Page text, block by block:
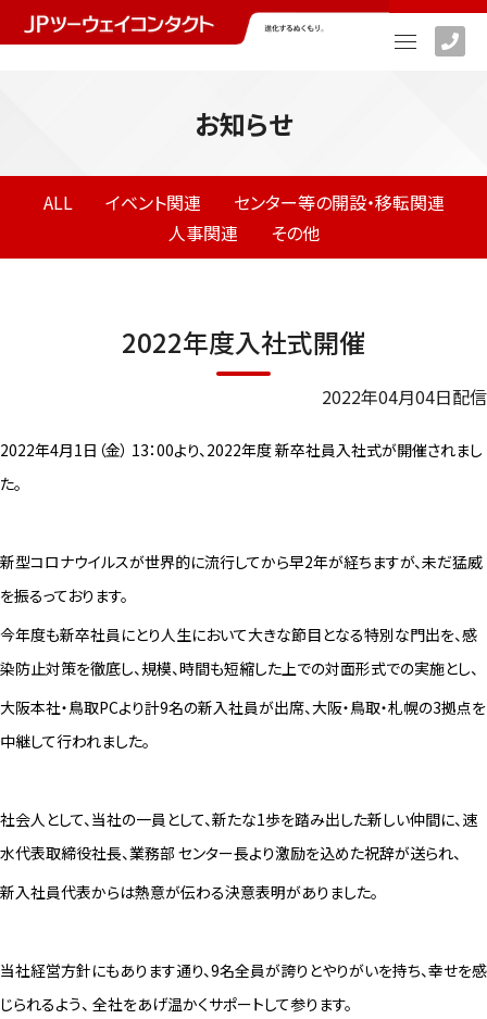
お知らせ
ALL イベント関連
センター等の開設・移転関連
人事関連
その他
2022年度入社式開催
2022年04月04日配信
2022年4月1日（金） 13：00より、2022年度 新卒社員入社式が開催されまし
た。
新型コロナウイルスが世界的に流行してから早2年が経ちますが、未だ猛威
を振るっております。
今年度も新卒社員にとり人生において大きな節目となる特別な門出を、感
染防止対策を徹底し、規模、時間も短縮した上での対面形式での実施とし、
大阪本社・鳥取PCより計9名の新入社員が出席、大阪・鳥取・札幌の3拠点を
中継して行われました。
社会人として、当社の一員として、新たな1歩を踏み出した新しい仲間に、速
水代表取締役社長、業務部 センター長より激励を込めた祝辞が送られ、
新入社員代表からは熱意が伝わる決意表明がありました。
当社経営方針にもあります通り、9名全員が誇りとやりがいを持ち、幸せを感
じられるよう、 全社をあげ温かくサポートして参ります。